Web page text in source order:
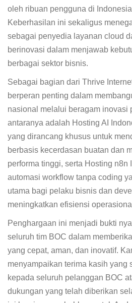
oleh ribuan pengguna di
Keberhasilan ini sekaligus
sebagai penyedia layanan cloud
berinovasi dalam menjawab
berbagai sektor bisnis.
Sebagai bagian dari Thrive
berperan penting dalam
nasional melalui beragam inovasi
antaranya adalah Hosting AI
yang dirancang khusus untuk
berbasis kecerdasan buatan dan
performa tinggi, serta Hosting n8n
automasi workflow tanpa coding
utama bagi pelaku bisnis dan
meningkatkan efisiensi
Penghargaan ini menjadi bukti
seluruh tim BOC dalam
yang cepat, aman, dan inovatif.
menyampaikan terima kasih yang
kepada seluruh pelanggan BOC
dukungan yang telah diberikan